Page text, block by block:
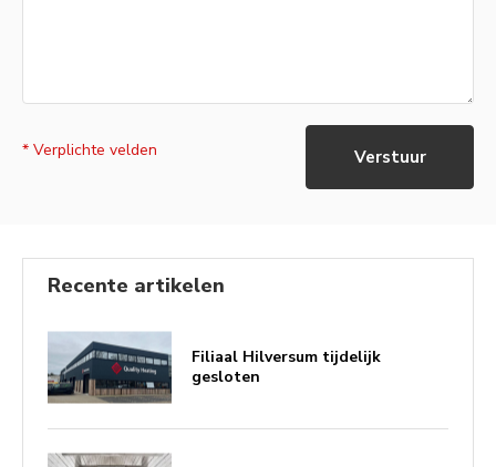
* Verplichte velden Verstuur
Recente artikelen
Filiaal Hilversum tijdelijk
gesloten